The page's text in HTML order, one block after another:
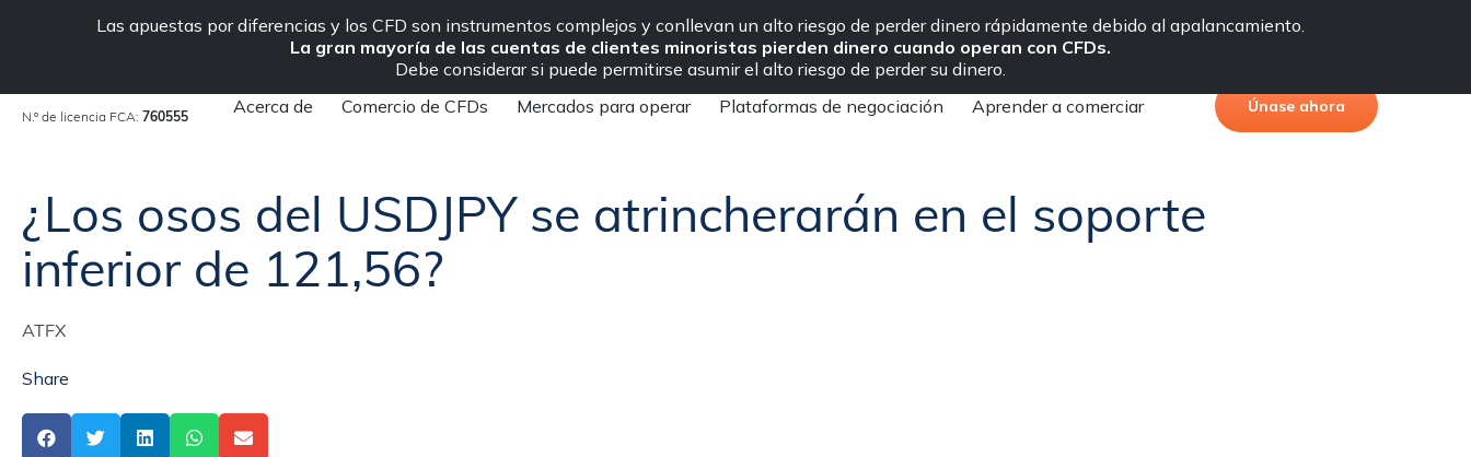
Las apuestas por diferencias y los CFD son instrumentos complejos y conllevan un alto riesgo de perder dinero rápidamente debido al apalancamiento.
La gran mayoría de las cuentas de clientes minoristas pierden dinero cuando operan con CFDs.
Debe considerar si puede permitirse asumir el alto riesgo de perder su dinero.
N.º de licencia FCA: 760555
Clientes institucionales Contáctenos Idioma Portal de cliente
Acerca de Comercio de CFDs Mercados para operar Plataformas de negociación Aprender a comerciar Únase ahora
¿Los osos del USDJPY se atrincherarán en el soporte
inferior de 121,56?
ATFX
Share